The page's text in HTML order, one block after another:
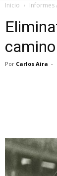
Inicio Informes
Por Carlos Aira -